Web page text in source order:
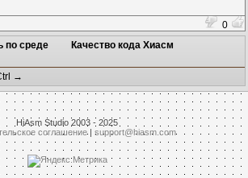
0
по среде Качество кода Хиасм
→
HiAsm Studio 2003 - 2025
соглашение| support@hiasm.com